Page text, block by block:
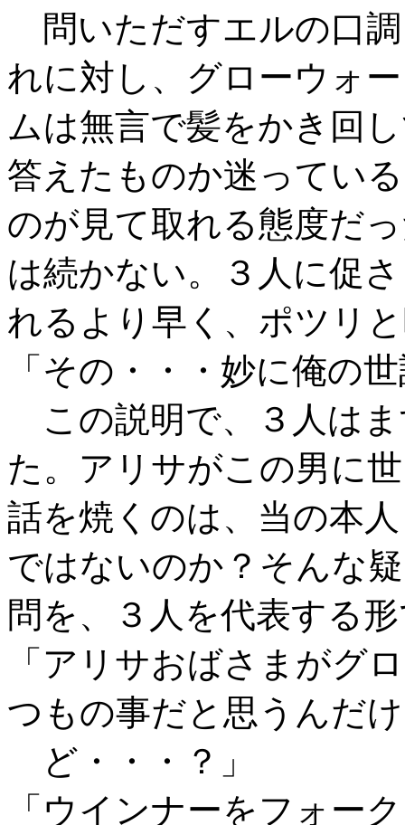
問いただすエルの口
れに対し、グローウォー
ムは無言で髪をかき回
答えたものか迷っている
のが見て取れる態度だ
は続かない。３人に促さ
れるより早く、ポツリ
「その・・・妙に俺の
この説明で、３人は
た。アリサがこの男に世
話を焼くのは、当の本
ではないのか？そんな疑
問を、３人を代表する
「アリサおばさまがグ
つもの事だと思うんだけ
ど・・・？」
「ウインナーをフォー